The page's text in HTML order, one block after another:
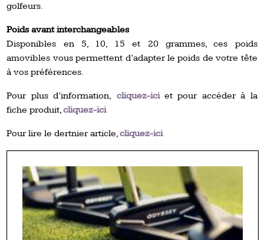
golfeurs.
Poids avant interchangeables
Disponibles en 5, 10, 15 et 20 grammes, ces poids
amovibles vous permettent d’adapter le poids de votre tête
à vos préférences.
Pour plus d’information, cliquez-iciet pour accéder à la
fiche produit,cliquez-ici
Pour lire le dertnier article,cliquez-ici